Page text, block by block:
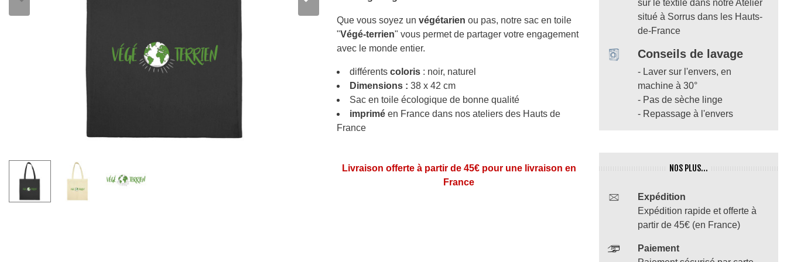
Que vous soyez un végétarien ou pas, notre sac en toile
"Végé-terrien" vous permet de partager votre engagement
avec le monde entier.
différents coloris : noir, naturel
Dimensions : 38 x 42 cm
Sac en toile écologique de bonne qualité
imprimé en France dans nos ateliers des Hauts de
France
Livraison offerte à partir de 45€ pour une livraison en
France
sur le textile dans notre Atelier
situé à Sorrus dans les Hauts-
de-France
Conseils de lavage
- Laver sur l'envers, en
machine à 30°
- Pas de sèche linge
- Repassage à l'envers
NOS PLUS...
Expédition
Expédition rapide et offerte à
partir de 45€ (en France)
Paiement